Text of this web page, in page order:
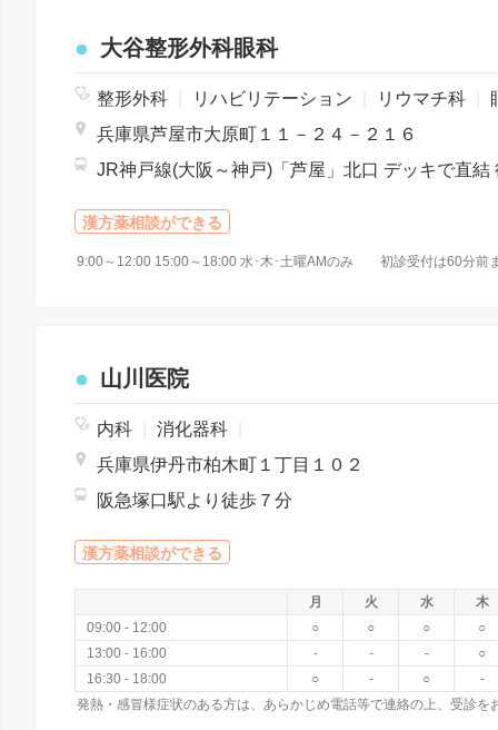
大谷整形外科眼科
整形外科 リハビリテーション リウマチ科
兵庫県芦屋市大原町１１－２４－２１６
漢方薬相談ができる
山川医院
内科 消化器科
兵庫県伊丹市柏木町１丁目１０２
阪急塚口駅より徒歩７分
漢方薬相談ができる
月 火 水
木
09:00 - 12:00
○ ○ ○
○
13:00 - 16:00
- - -
○
16:30 - 18:00
○ - ○
-
発熱・感冒様症状のある方は、あらかじめ電話等で連絡の上、受診を